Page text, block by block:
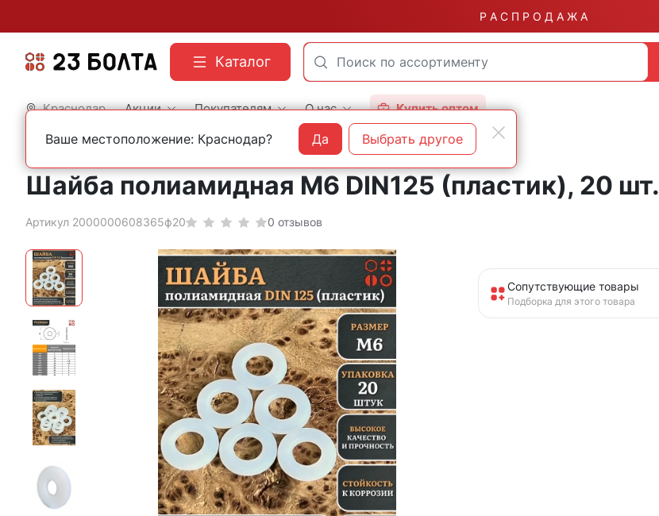
Р А С П Р О Д А Ж А
Каталог
Краснодар Акции Покупателям О нас Купить оптом
Главная Фасованный крепеж Шайбы
Шайба полиамидная М6 DIN125 (пластик), 20 шт.
Артикул 2000000608365ф20 0 отзывов
Сопутствующие товары
Подборка для этого товара
Ваше местоположение: Краснодар? Да Выбрать другое